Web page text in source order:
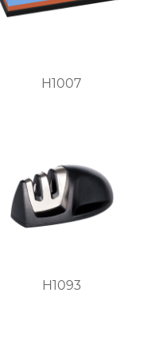
H1007
H1093